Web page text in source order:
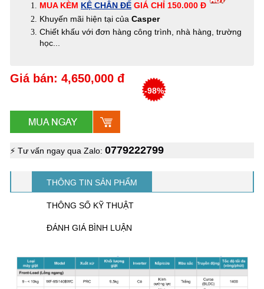
MUA KÈM KỆ CHÂN ĐẾ GIÁ CHỈ 150.000 Đ
Khuyến mãi hiện tại của Casper
Chiết khấu với đơn hàng công trình, nhà hàng, trường
học...
Giá bán: 4,650,000 đ
-98%
⚡ Tư vấn ngay qua Zalo: 0779222799
THÔNG TIN SẢN PHẨM
THÔNG SỐ KỸ THUẬT
ĐÁNH GIÁ BÌNH LUẬN